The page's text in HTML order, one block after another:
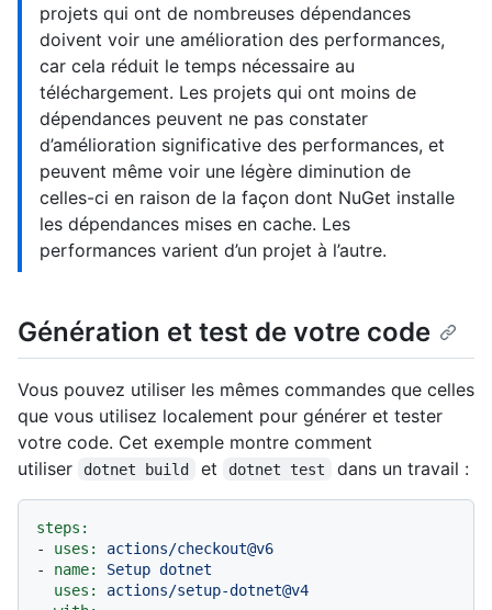
projets qui ont de nombreuses dépendances
doivent voir une amélioration des performances,
car cela réduit le temps nécessaire au
téléchargement. Les projets qui ont moins de
dépendances peuvent ne pas constater
d’amélioration significative des performances, et
peuvent même voir une légère diminution de
celles-ci en raison de la façon dont NuGet installe
les dépendances mises en cache. Les
performances varient d’un projet à l’autre.
Génération et test de votre code
Vous pouvez utiliser les mêmes commandes que celles
que vous utilisez localement pour générer et tester
votre code. Cet exemple montre comment
utiliser
dotnet build et dotnet test dans un travail :
steps:
-
uses:
actions/checkout@v6
-
name: Setup dotnet
uses:
actions/setup-dotnet@v4